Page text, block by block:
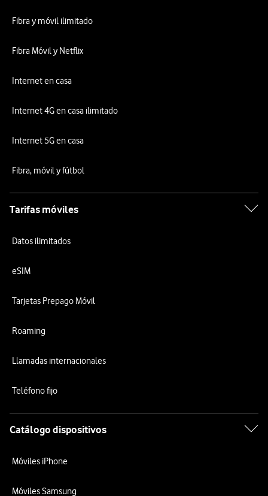
Fibra y móvil ilimitado
Fibra Móvil y Netflix
Internet en casa
Internet 4G en casa ilimitado
Internet 5G en casa
Fibra, móvil y fútbol
Tarifas móviles
Datos ilimitados
eSIM
Tarjetas Prepago Móvil
Roaming
Llamadas internacionales
Teléfono fijo
Catálogo dispositivos
Móviles iPhone
Móviles Samsung